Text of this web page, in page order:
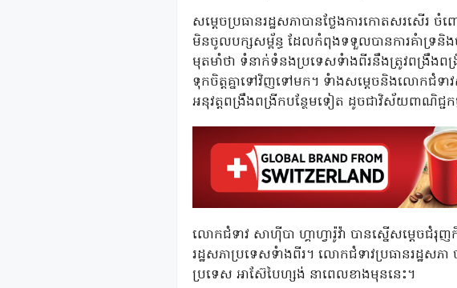
សម្តេចប្រធានរដ្ឋសភាបានថ្លែងការកោតសរស
មិនចូលបក្សសម្ព័ន្ធ ដែលកំពុងទទួលបានការគំាទ្រនិង
មុតមាំថា ទំនាក់ទំនងប្រទេសទំាងពីរនឹងត្រូវពង្រឹ
ទុកចិត្តគ្នាទៅវិញទៅមក។ ទំាងសម្តេចនិងលោកជំទា
អនុវត្តពង្រឹងពង្រីកបន្ថែមទៀត ដូចជាវិស័យពាណិជ្
លោកជំទាវ សាហ៊ីបា ហ្គាហ្វារ៉ូវ៉ា បានស្នើសម្តេចជំរុ
រដ្ឋសភាប្រទេសទំាងពីរ។ លោកជំទាវប្រធានរដ្ឋសភា
ប្រទេស អាស៊ែបៃហ្សង់ នាពេលខាងមុននេះ។